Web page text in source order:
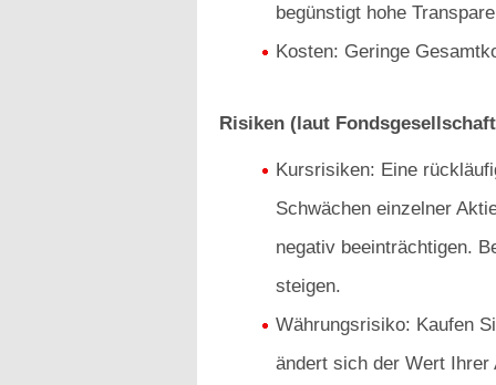
begünstigt hohe
Kosten: Geringe
Risiken (laut
Kursrisiken: Eine
Schwächen einzelner
negativ beeinträchtigen.
steigen.
Währungsrisiko: Kaufen
ändert sich der Wert